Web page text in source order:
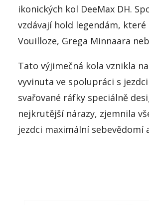
ikonických kol DeeMax DH.
vzdávají hold legendám,
Vouilloze, Grega Minnaara
Tato výjimečná kola vznikla
vyvinuta ve spolupráci s
svařované ráfky speciálně
nejkrutější nárazy, zjemnila
jezdci maximální sebevědomí